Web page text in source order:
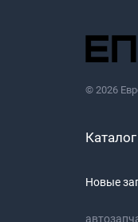
© 2026
Новые